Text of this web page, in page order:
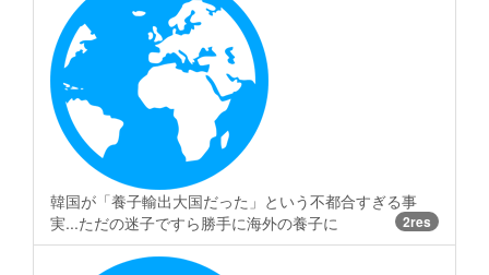
韓国が「養子輸出大国だった」という不都合すぎる事
実...ただの迷子ですら勝手に海外の養子に
2res